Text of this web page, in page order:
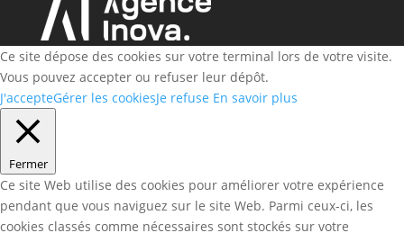
Ce site dépose des cookies sur votre terminal lors de votre visite.
Vous pouvez accepter ou refuser leur dépôt.
J'accepteGérer les cookiesJe refuse En savoir plus
Fermer
Ce site Web utilise des cookies pour améliorer votre expérience
pendant que vous naviguez sur le site Web. Parmi ceux-ci, les
cookies classés comme nécessaires sont stockés sur votre